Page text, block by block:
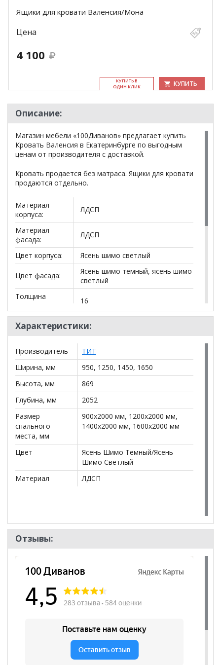
Ящики для кровати Валенсия/Мона
Цена
4 100
КУ­ПИТЬ В
ОДИН КЛИК
КУПИТЬ
Описание:
Магазин мебели «100Диванов» предлагает купить
Кровать Валенсия в Екатеринбурге по выгодным
ценам от производителя с доставкой.
Кровать продается без матраса. Ящики для кровати
продаются отдельно.
Материал
корпуса:
ЛДСП
Материал
фасада:
ЛДСП
Цвет корпуса: Ясень шимо светлый
Цвет фасада:
Ясень шимо темный, ясень шимо
светлый
Толщина
16
Основание:
*Дополнительную информацию о том, как купить
Кровать Валенсия
уточняйте у нашего менеджера
по телефону
+79292022735
**Цены на официальном сайте
действительны только для интернет-магазинаи
могут отличаться от цен в розничных магазинах-
салонах сети!
Характеристики:
Производитель
ТИТ
Ширина, мм
950, 1250, 1450, 1650
Высота, мм
869
Глубина, мм
2052
Размер
спального
места, мм
900x2000 мм, 1200x2000 мм,
1400x2000 мм, 1600x2000 мм
Цвет
Ясень Шимо Темный/Ясень
Шимо Светлый
Материал
ЛДСП
Отзывы: